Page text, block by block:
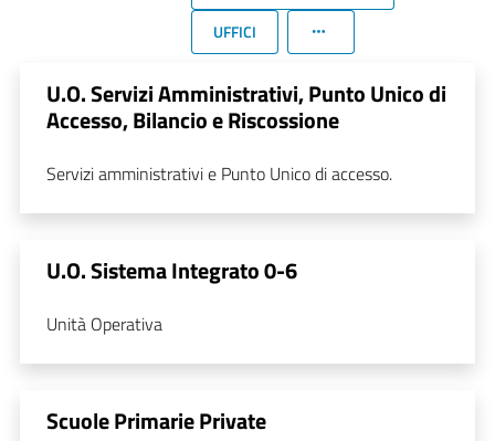
UFFICI
U.O. Servizi Amministrativi, Punto Unico di
Accesso, Bilancio e Riscossione
Servizi amministrativi e Punto Unico di accesso.
U.O. Sistema Integrato 0-6
Unità Operativa
Scuole Primarie Private